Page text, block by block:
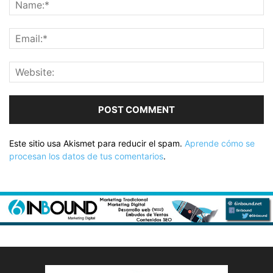
Este sitio usa Akismet para reducir el spam. Aprende cómo se
procesan los datos de tus comentarios.